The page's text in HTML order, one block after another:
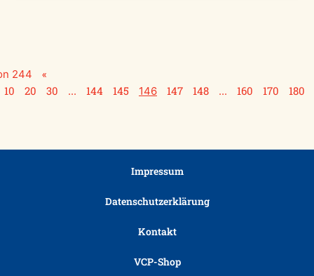
244
«
10
20 30 ... 144 145 146 147 148 ... 160 170 180
Impressum
Datenschutzerklärung
Kontakt
VCP-Shop